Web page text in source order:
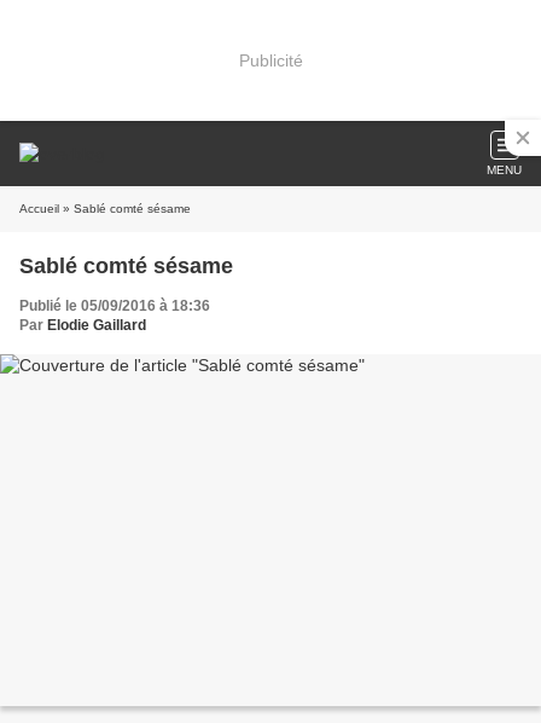
Publicité
MENU
Accueil » Sablé comté sésame
Sablé comté sésame
Publié le 05/09/2016 à 18:36
Par Elodie Gaillard